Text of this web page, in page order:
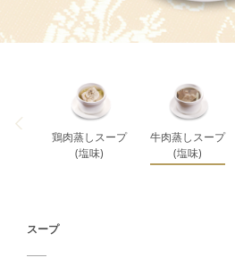
鶏肉蒸しスープ
(塩味)
牛肉蒸しスープ
(塩味)
スープ